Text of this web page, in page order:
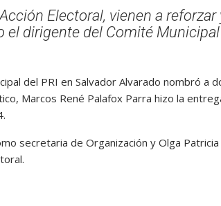
Electoral, vienen a
el dirigente del Comité Municipal
del PRI en Salvador Alvarado nombró a
Marcos René Palafox Parra hizo la
secretaria de Organización y Olga